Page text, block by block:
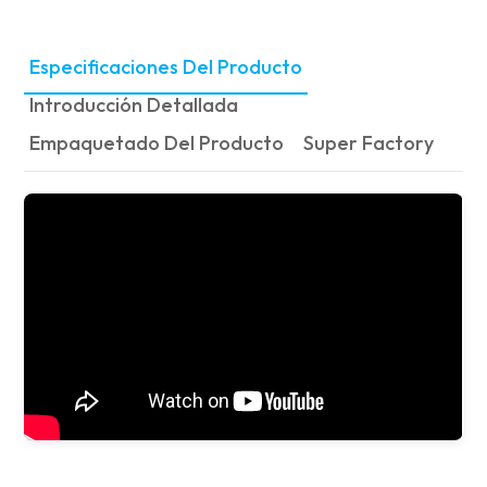
Especificaciones Del Producto
Introducción Detallada
Empaquetado Del Producto
Super Factory